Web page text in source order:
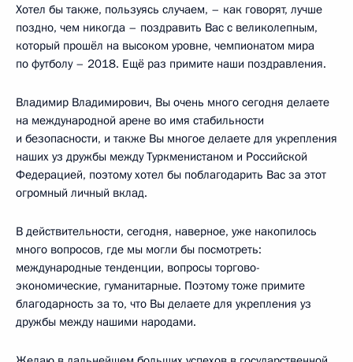
Хотел бы также, пользуясь случаем, – как говорят, лучше
поздно, чем никогда – поздравить Вас с великолепным,
который прошёл на высоком уровне, чемпионатом мира
по футболу – 2018. Ещё раз примите наши поздравления.
Владимир Владимирович, Вы очень много сегодня делаете
на международной арене во имя стабильности
и безопасности, и также Вы многое делаете для укрепления
наших уз дружбы между Туркменистаном и Российской
Федерацией, поэтому хотел бы поблагодарить Вас за этот
огромный личный вклад.
В действительности, сегодня, наверное, уже накопилось
много вопросов, где мы могли бы посмотреть:
международные тенденции, вопросы торгово-
экономические, гуманитарные. Поэтому тоже примите
благодарность за то, что Вы делаете для укрепления уз
дружбы между нашими народами.